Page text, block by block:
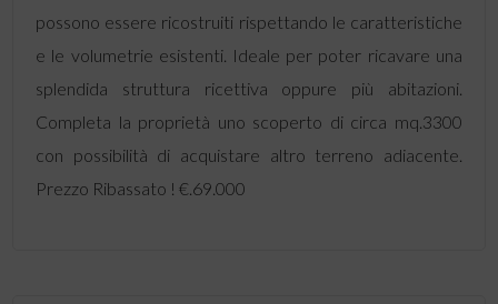
possono essere ricostruiti rispettando le caratteristiche
e le volumetrie esistenti. Ideale per poter ricavare una
splendida struttura ricettiva oppure più abitazioni.
Completa la proprietà uno scoperto di circa mq.3300
con possibilità di acquistare altro terreno adiacente.
Prezzo Ribassato ! €.69.000